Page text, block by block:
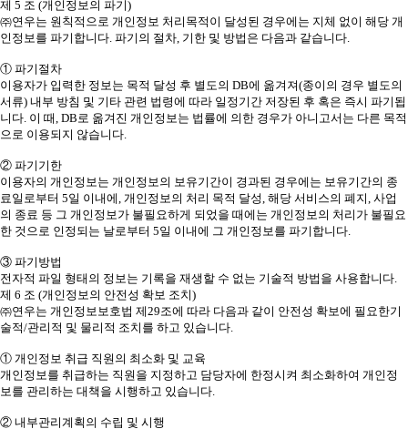
제 5 조 (개인정보의 파기)
㈜연우는 원칙적으로 개인정보 처리목적이 달성된 경우에는 지체 없이 해당 개
인정보를 파기합니다. 파기의 절차, 기한 및 방법은 다음과 같습니다.
① 파기절차
이용자가 입력한 정보는 목적 달성 후 별도의 DB에 옮겨져(종이의 경우 별도의
서류) 내부 방침 및 기타 관련 법령에 따라 일정기간 저장된 후 혹은 즉시 파기됩
니다. 이 때, DB로 옮겨진 개인정보는 법률에 의한 경우가 아니고서는 다른 목적
으로 이용되지 않습니다.
② 파기기한
이용자의 개인정보는 개인정보의 보유기간이 경과된 경우에는 보유기간의 종
료일로부터 5일 이내에, 개인정보의 처리 목적 달성, 해당 서비스의 폐지, 사업
의 종료 등 그 개인정보가 불필요하게 되었을 때에는 개인정보의 처리가 불필요
한 것으로 인정되는 날로부터 5일 이내에 그 개인정보를 파기합니다.
③ 파기방법
전자적 파일 형태의 정보는 기록을 재생할 수 없는 기술적 방법을 사용합니다.
제 6 조 (개인정보의 안전성 확보 조치)
㈜연우는 개인정보보호법 제29조에 따라 다음과 같이 안전성 확보에 필요한기
술적/관리적 및 물리적 조치를 하고 있습니다.
① 개인정보 취급 직원의 최소화 및 교육
개인정보를 취급하는 직원을 지정하고 담당자에 한정시켜 최소화하여 개인정
보를 관리하는 대책을 시행하고 있습니다.
② 내부관리계획의 수립 및 시행